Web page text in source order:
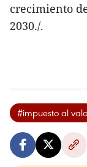
crecimiento
2030./.
#impuesto al